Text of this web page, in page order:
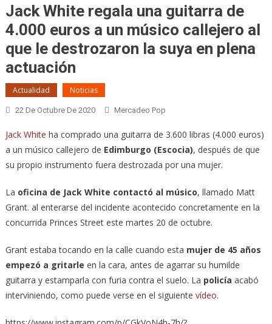
Jack White regala una guitarra de
4.000 euros a un músico callejero al
que le destrozaron la suya en plena
actuación
Actualidad Noticias
22 De Octubre De 2020 Mercadeo Pop
Jack White ha comprado una guitarra de 3.600 libras (4.000 euros)
a un músico callejero de Edimburgo (Escocia), después de que
su propio instrumento fuera destrozada por una mujer.
La oficina de Jack White contactó al músico, llamado Matt
Grant. al enterarse del incidente acontecido concretamente en la
concurrida Princes Street este martes 20 de octubre.
Grant estaba tocando en la calle cuando esta mujer de 45 años
empezó a gritarle en la cara, antes de agarrar su humilde
guitarra y estamparla con furia contra el suelo. La policía acabó
interviniendo, como puede verse en el siguiente vídeo.